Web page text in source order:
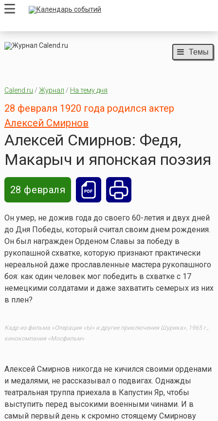
Темы
Calend.ru / Журнал / На тему дня
28 февраля 1920 года родился актер
Алексей Смирнов
Алексей Смирнов: Федя,
Макарыч и японская поэзия
28 февраля
Он умер, не дожив года до своего 60-летия и двух дней
до Дня Победы, который считал своим днем рождения.
Он был награжден Орденом Славы за победу в
рукопашной схватке, которую признают практически
нереальной даже прославленные мастера рукопашного
боя: как один человек мог победить в схватке с 17
немецкими солдатами и даже захватить семерых из них
в плен?
Кадр из фильма «Операция «Ы» и другие приключения Шурика», 1965 г.,
кинокомпания «Мосфильм»
Алексей Смирнов никогда не кичился своими орденами
и медалями, не рассказывал о подвигах. Однажды
театральная труппа приехала в Капустин Яр, чтобы
выступить перед высокими военными чинами. И в
самый первый день к скромно стоящему Смирнову